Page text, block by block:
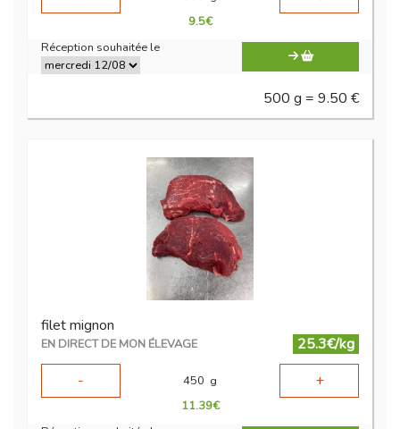
9.5€
Réception souhaitée le
500 g = 9.50 €
filet mignon
EN DIRECT DE MON ÉLEVAGE
25.3€/kg
-
450 g +
11.39€